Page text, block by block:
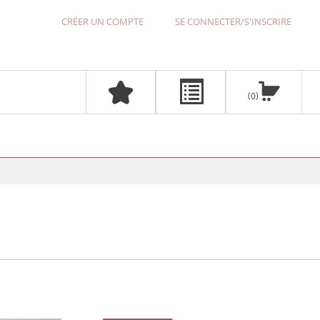
CRÉER UN COMPTE SE CONNECTER/S'INSCRIRE
0